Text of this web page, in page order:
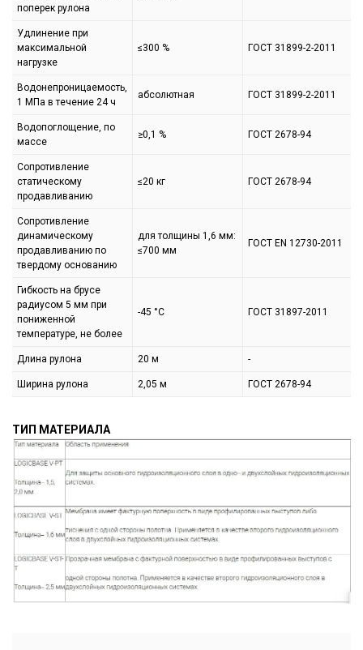
поперек рулона
Удлинение при
максимальной
нагрузке
≤300 % ГОСТ 31899-2-2011
Водонепроницаемость,
1 МПа в течение 24 ч
абсолютная ГОСТ 31899-2-2011
Водопоглощение, по
массе
≥0,1 % ГОСТ 2678-94
Сопротивление
статическому
продавливанию
≤20 кг ГОСТ 2678-94
Сопротивление
динамическому
продавливанию по
твердому основанию
для толщины 1,6 мм:
≤700 мм
ГОСТ EN 12730-2011
Гибкость на брусе
радиусом 5 мм при
пониженной
температуре, не более
-45 °С ГОСТ 31897-2011
Длина рулона 20 м -
Ширина рулона 2,05 м ГОСТ 2678-94
ТИП МАТЕРИАЛА